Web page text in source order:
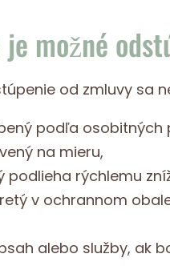
je možné
od zmluvy sa
podľa osobitných
na mieru,
podlieha rýchlemu
v ochrannom
alebo služby, ak